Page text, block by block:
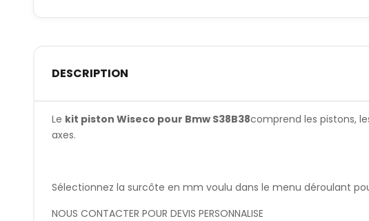
DESCRIPTION
Le kit piston Wiseco pour Bmw S38B38comprend les pistons,
axes.
Sélectionnez la surcôte en mm voulu dans le menu déroulant
NOUS CONTACTER POUR DEVIS PERSONNALISE